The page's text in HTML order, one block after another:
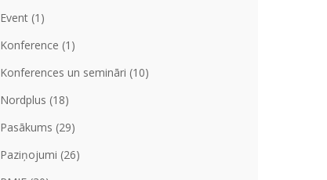
Event (1)
Konference (1)
Konferences un semināri (10)
Nordplus (18)
Pasākums (29)
Paziņojumi (26)